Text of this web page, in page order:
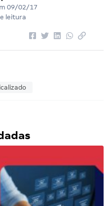
09/02/17
leitura